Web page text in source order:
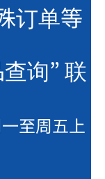
订单等
询” 联
一至周五上